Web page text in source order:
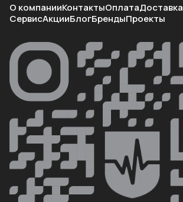
О компанииКонтактыОплатаДоставка
СервисАкцииБлогБрендыПроекты